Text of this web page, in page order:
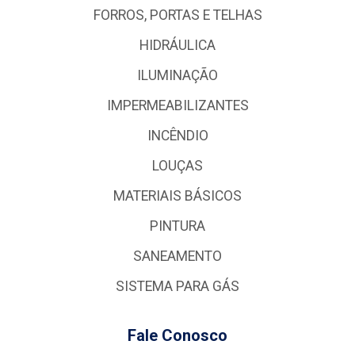
FORROS, PORTAS E TELHAS
HIDRÁULICA
ILUMINAÇÃO
IMPERMEABILIZANTES
INCÊNDIO
LOUÇAS
MATERIAIS BÁSICOS
PINTURA
SANEAMENTO
SISTEMA PARA GÁS
Fale Conosco